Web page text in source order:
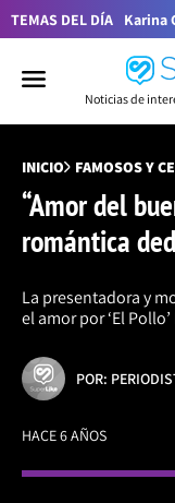
TEMAS DEL DÍA Karina
Noticias de
INICIO FAMOSOS Y
“Amor del
romántica
La presentadora y
el amor por ‘El
POR:
HACE 6 AÑOS